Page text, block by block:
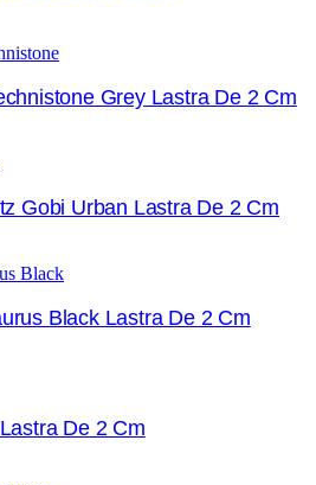
Grey Lastra De 2 Cm
Gobi Urban Lastra De 2 Cm
Black Lastra De 2 Cm
De 2 Cm